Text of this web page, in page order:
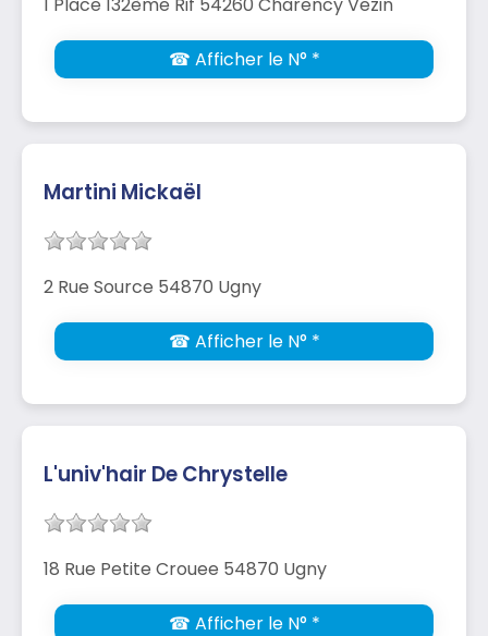
☎ Afficher le N° *
Martini Mickaël
2 Rue Source 54870 Ugny
☎ Afficher le N° *
L'univ'hair De Chrystelle
18 Rue Petite Crouee 54870 Ugny
☎ Afficher le N° *